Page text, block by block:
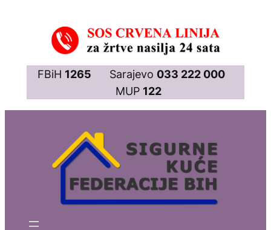
FBiH 1265 Sarajevo 033 222 000
MUP 122